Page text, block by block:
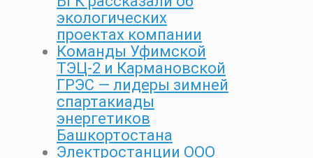
экологических
проектах компании
Команды Уфимской
ТЭЦ-2 и Кармановской
ГРЭС — лидеры зимней
спартакиады
энергетиков
Башкортостана
Электростанции ООО